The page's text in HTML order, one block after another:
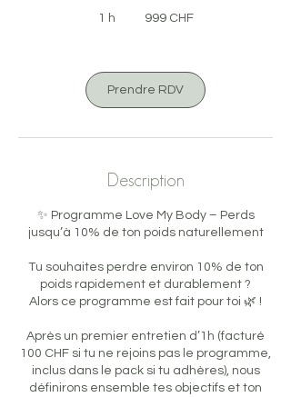
1 h
suisses
999 CHF
Prendre RDV
Description
✨ Programme Love My Body – Perds
jusqu’à 10% de ton poids naturellement
Tu souhaites perdre environ 10% de ton
poids rapidement et durablement ?
Alors ce programme est fait pour toi 🌿 !
Après un premier entretien d’1h (facturé
100 CHF si tu ne rejoins pas le programme,
inclus dans le pack si tu adhères), nous
définirons ensemble tes objectifs et ton